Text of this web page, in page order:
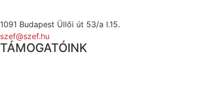
1091 Budapest Üllői út 53/a I.15.
szef@szef.hu
TÁMOGATÓINK